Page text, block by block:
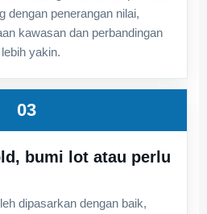
dengan penerangan nilai,
kawasan dan perbandingan
yakin.
03
bumi lot atau perlu
dipasarkan dengan baik,